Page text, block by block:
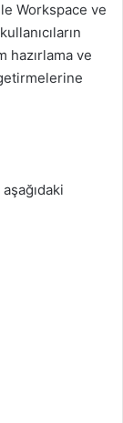
Workspace ve
hazırlama ve